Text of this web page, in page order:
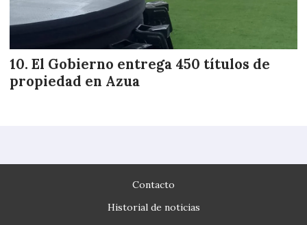
El Gobierno entrega 450 títulos de
propiedad en Azua
Contacto
Historial de noticias